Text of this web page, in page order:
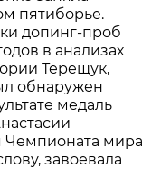
пятиборье.
допинг-проб
в анализах
Терещук,
обнаружен
медаль
Чемпионата мира
завоевала